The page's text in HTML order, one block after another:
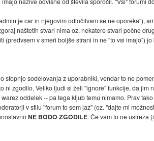
je car in njegovim odločitvam se ne oporeka"),
naštetih stvari nima oz. nekatere stvari počne
v smeri boljše strani in ne "to vsi imajo")
sodelovanja z uporabniki, vendar to ne
zgodilo. Veliko ljudi si želi "ignore" funkcije, da jim
oddelek -- pa tega kljub temu nimamo. Prav
v stilu "forum to sem jaz" (oz. "dajte mi
NE BODO ZGODILE. Če vam to ne ustreza